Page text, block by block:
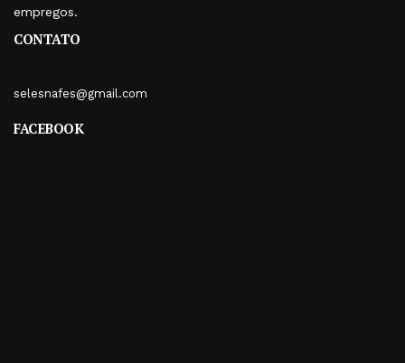
empregos.
CONTATO
selesnafes@gmail.com
FACEBOOK